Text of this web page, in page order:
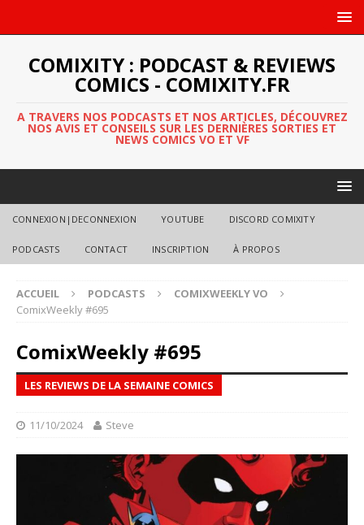
COMIXITY : PODCAST & REVIEWS
COMICS - COMIXITY.FR
A TRAVERS NOS PODCASTS ET NOS ARTICLES, DÉCOUVREZ
NOS AVIS ET CONSEILS SUR LES DERNIÈRES SORTIES ET
NEWS COMICS VO ET VF
CONNEXION|DECONNEXION YOUTUBE DISCORD COMIXITY
PODCASTS CONTACT INSCRIPTION À PROPOS
ACCUEIL PODCASTS
COMIXWEEKLY VO
ComixWeekly #695
ComixWeekly #695
LES REVIEWS DE LA SEMAINE COMICS
11/10/2024 Steve